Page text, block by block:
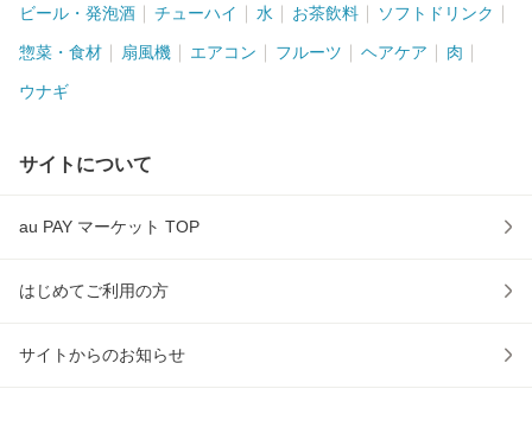
ビール・発泡酒 チューハイ 水 お茶飲料 ソフトドリンク
惣菜・食材 扇風機 エアコン フルーツ ヘアケア 肉
ウナギ
サイトについて
au PAY マーケット TOP
はじめてご利用の方
サイトからのお知らせ